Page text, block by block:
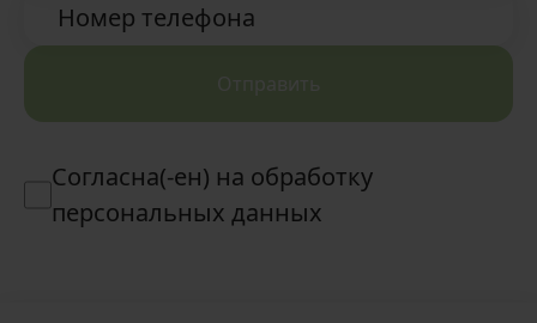
Номер телефона
Отправить
Согласна(-ен) на обработку
персональных данных